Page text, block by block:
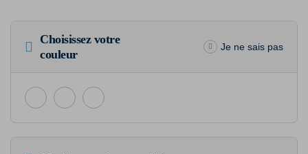
Choisissez votre
couleur
Je ne sais pas